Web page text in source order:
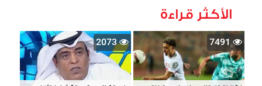
الأكثر قراءة
7491
2073